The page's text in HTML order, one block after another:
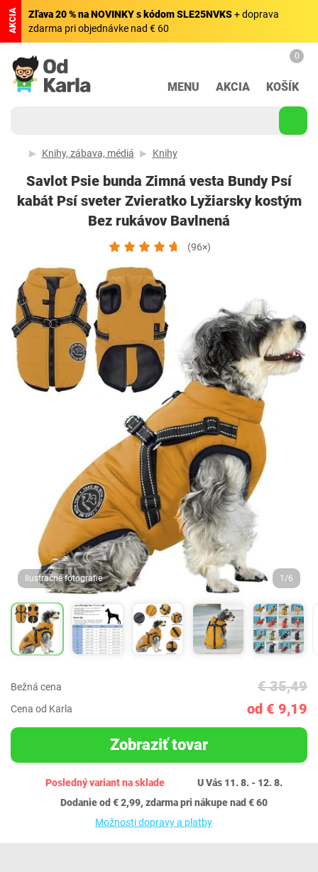
AKCIA Zľava 20 % na NOVINKY s kódom SLE25NVKS+ doprava
zdarma pri objednávke nad € 60
MENU AKCIA
0
KOŠÍK
Knihy, zábava, médiá Knihy
Savlot Psie bunda Zimná vesta Bundy Psí
kabát Psí sveter Zvieratko Lyžiarsky kostým
Bez rukávov Bavlnená
(96×)
Ilustračné fotografie 1/6
Bežná cena € 35,49
Cena od Karla od € 9,19
Zobraziť tovar
Posledný variant na sklade
U Vás 11. 8. - 12. 8.
Dodanie od € 2,99, zdarma pri nákupe nad € 60
Možnosti dopravy a platby